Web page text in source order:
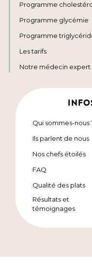
Programme
Programme glycémie
Programme
Les tarifs
Notre médecin expert
Qui sommes-nous
Ils parlent de nous
Nos chefs étoilés
FAQ
Qualité des plats
Résultats et
témoignages